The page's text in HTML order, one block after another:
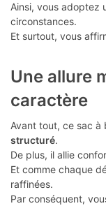
Ainsi, vous adoptez
circonstances.
Et surtout, vous
Une allure
caractère
Avant tout, ce sac à
structuré.
De plus, il allie
Et comme chaque
raffinées.
Par conséquent,